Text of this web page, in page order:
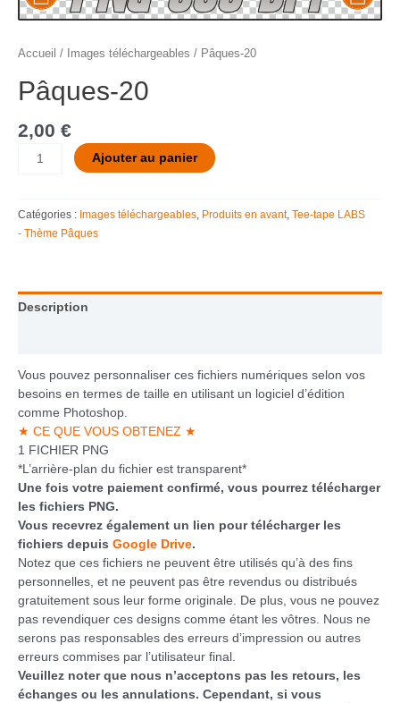
Accueil / Images téléchargeables / Pâques-20
Pâques-20
2,00 €
Ajouter au panier
Catégories : Images téléchargeables Produits en avant, Tee-tape LABS
- Thème Pâques
Description
Vous pouvez personnaliser ces fichiers numériques selon vos
besoins en termes de taille en utilisant un logiciel d’édition
comme Photoshop.
★ CE QUE VOUS OBTENEZ ★
1 FICHIER PNG
*L’arrière-plan du fichier est transparent*
Une fois votre paiement confirmé, vous pourrez télécharger
les fichiers PNG.
Vous recevrez également un lien pour télécharger les
fichiers depuis Google Drive.
Notez que ces fichiers ne peuvent être utilisés qu’à des fins
personnelles, et ne peuvent pas être revendus ou distribués
gratuitement sous leur forme originale. De plus, vous ne pouvez
pas revendiquer ces designs comme étant les vôtres. Nous ne
serons pas responsables des erreurs d’impression ou autres
erreurs commises par l’utilisateur final.
Veuillez noter que nous n’acceptons pas les retours, les
échanges ou les annulations. Cependant, si vous